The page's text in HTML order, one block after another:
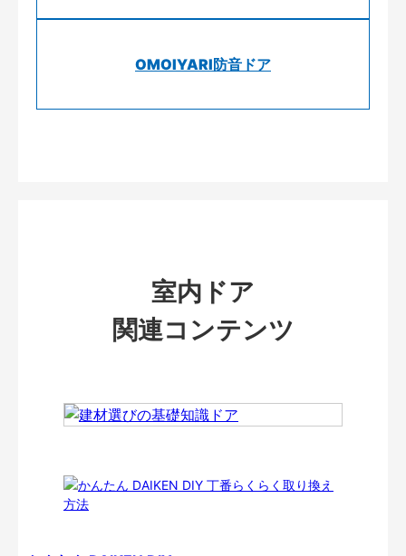
OMOIYARI防音ドア
室内ドア
関連コンテンツ